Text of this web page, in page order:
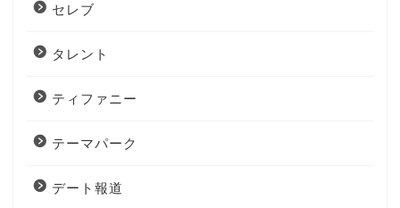
セレブ
タレント
ティファニー
テーマパーク
デート報道